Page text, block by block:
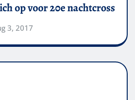
op voor 20e nachtcross
3, 2017